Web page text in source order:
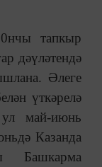
тапкыр
дәүләтендә
Әлеге
үткәрелә
май-июнь
Казанда
Башкарма